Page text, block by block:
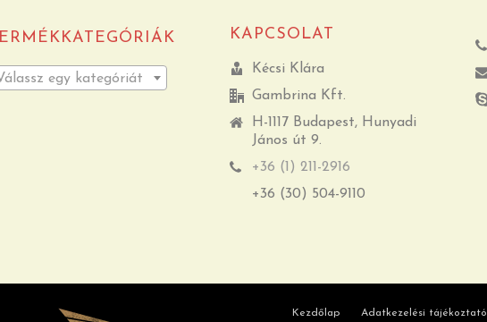
egy kategóriát
KAPCSOLAT
Kécsi Klára
Gambrina Kft.
H-1117 Budapest, Hunyadi
János út 9.
+36 (1) 211-2916
+36 (30) 504-9110
Kezdőlap Adatkezelési tájékoztató